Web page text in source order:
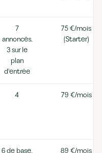
7
annoncés,
3 sur le
plan
d'entrée
75 €/mois
(Starter)
4 79 €/mois
6 de base,
89 €/mois